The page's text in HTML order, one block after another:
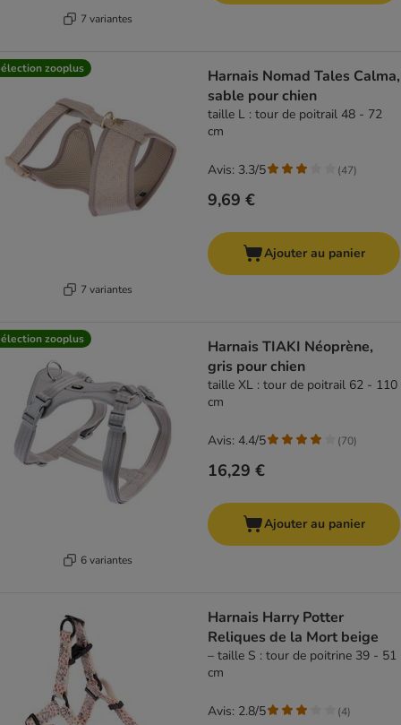
7 variantes
zooplus
7 variantes
Harnais Nomad Tales Calma,
sable pour chien
taille L : tour de poitrail 48 - 72
cm
9,69 €
Avis: 3.3/5 (47)
Ajouter au panier
zooplus
6 variantes
Harnais TIAKI Néoprène,
gris pour chien
taille XL : tour de poitrail 62 - 110
cm
16,29 €
Avis: 4.4/5 (70)
Ajouter au panier
Harnais Harry Potter
Reliques de la Mort beige
– taille S : tour de poitrine 39 - 51
cm
Avis: 2.8/5 (4)